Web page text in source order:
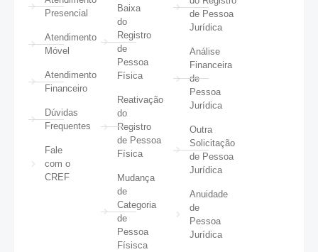
Presencial
Atendimento
Móvel
Atendimento
Financeiro
Dúvidas
Frequentes
Fale
com o
CREF
Baixa
do
Registro
de
Pessoa
Física
Reativação
do
Registro
de Pessoa
Física
Mudança
de
Categoria
de
Pessoa
Físisca
de Pessoa
Jurídica
Análise
Financeira
de
Pessoa
Jurídica
Outra
Solicitação
de Pessoa
Jurídica
Anuidade
de
Pessoa
Jurídica